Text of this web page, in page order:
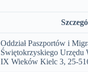
Oddział Paszportów i
Świętokrzyskiego Urzędu
IX Wieków Kielc 3, 25-